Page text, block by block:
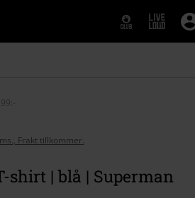
Frakt tillkommer.
shirt | blå | Superman